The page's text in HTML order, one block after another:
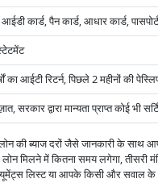
कार्ड, पैन कार्ड, आधार कार्ड,
का आईटी रिटर्न, पिछले 2 महीनों की
सरकार द्वारा मान्यता प्राप्त कोई भी
की ब्याज दरों जैसे जानकारी के
लोन मिलने में कितना समय लगेगा,
लिस्ट या आपके किसी और सवाल